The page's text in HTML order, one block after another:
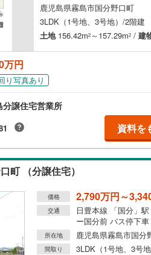
鹿児島県霧島市国分野口町
3LDK（1号地、3号地）/2階建
土地156.42m2～157.29m2 / 建
万円
り写真あり
譲住宅営業所
資料を
町 （分譲住宅）
価格 2,790万円～
交通
日豊本線 「国分」
ー国分前 バス停下
所在地 鹿児島県霧島市国分
間取り 3LDK（1号地、3号地
0 平屋・1階
ム（納戸）（ 0）
（0）
り（ ）
ローゼット
床下収納